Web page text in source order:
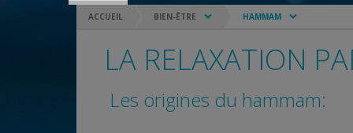
LA RELAXATION
Les origines du hammam:
ACCUEIL BIEN-ÊTRE HAMMAM